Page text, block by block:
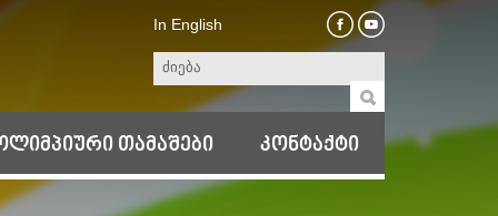
In English
თამაშები კონტაქტი